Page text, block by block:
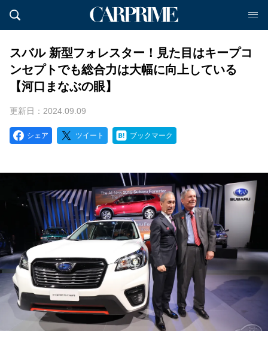
スバル 新型フォレスター！見た目はキープコ
ンセプトでも総合力は大幅に向上している
【河口まなぶの眼】
更新日：2024.09.09
シェア ツイート ブックマーク